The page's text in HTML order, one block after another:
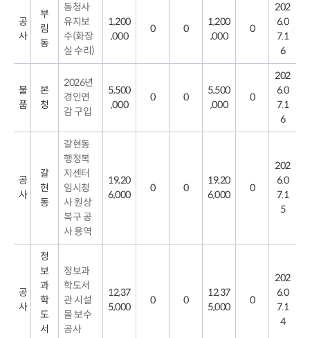
공
사
부
림
동
동청사
유지보
수(화장
실 수리)
1,200
,000
0 0
1,200
,000
0
202
6.0
7.1
6
물
품
본
청
2026년
경인연
감 구입
5,500
,000
0 0
5,500
,000
0
202
6.0
7.1
6
공
사
갈
현
동
갈현동
행정복
지센터
임시청
사 원상
복구 공
사 용역
19,20
6,000
0 0
19,20
6,000
0
202
6.0
7.1
5
공
사
정
보
과
학
도
서
정보과
학도서
관 시설
물 보수
공사
12,37
5,000
0 0
12,37
5,000
0
202
6.0
7.1
4